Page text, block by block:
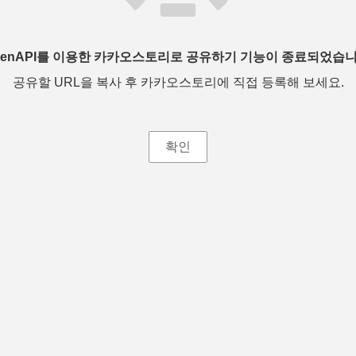
를 이용한 카카오스토리로 공유하기 기능이 종료되었습
공유할 URL을 복사 후 카카오스토리에 직접 등록해 보세요.
확인